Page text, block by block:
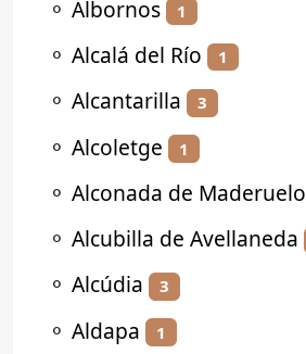
⚬ Albornos 1
⚬ Alcalá del Río 1
⚬ Alcantarilla 3
⚬ Alcoletge 1
⚬ Alconada de Maderuelo
⚬ Alcubilla de Avellaneda
⚬ Alcúdia 3
⚬ Aldapa 1